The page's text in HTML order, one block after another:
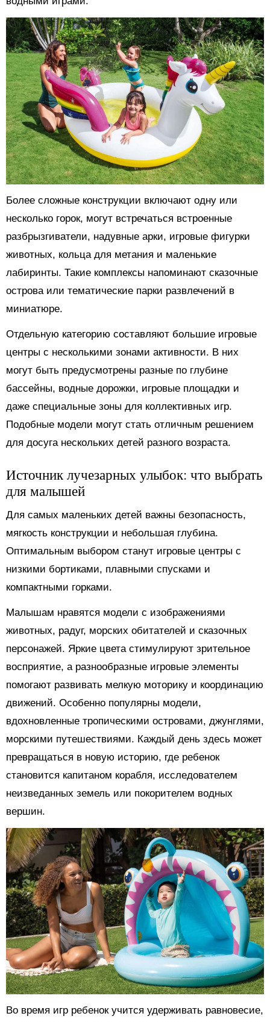
Более сложные конструкции включают одну или
несколько горок, могут встречаться встроенные
разбрызгиватели, надувные арки, игровые фигурки
животных, кольца для метания и маленькие
лабиринты. Такие комплексы напоминают сказочные
острова или тематические парки развлечений в
миниатюре.
Отдельную категорию составляют большие игровые
центры с несколькими зонами активности. В них
могут быть предусмотрены разные по глубине
бассейны, водные дорожки, игровые площадки и
даже специальные зоны для коллективных игр.
Подобные модели могут стать отличным решением
для досуга нескольких детей разного возраста.
Источник лучезарных улыбок: что выбрать
для малышей
Для самых маленьких детей важны безопасность,
мягкость конструкции и небольшая глубина.
Оптимальным выбором станут игровые центры с
низкими бортиками, плавными спусками и
компактными горками.
Малышам нравятся модели с изображениями
животных, радуг, морских обитателей и сказочных
персонажей. Яркие цвета стимулируют зрительное
восприятие, а разнообразные игровые элементы
помогают развивать мелкую моторику и координацию
движений. Особенно популярны модели,
вдохновленные тропическими островами, джунглями,
морскими путешествиями. Каждый день здесь может
превращаться в новую историю, где ребенок
становится капитаном корабля, исследователем
неизведанных земель или покорителем водных
вершин.
Во время игр ребенок учится удерживать равновесие,